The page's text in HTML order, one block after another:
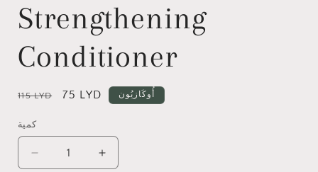
Strengthening
Conditioner
سعر
115 LYD
سعر
75 LYD أُوكَازيُون
كمية
زيادة